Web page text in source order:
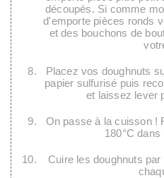
découpés. Si comme
d'emporte pièces ronds
et des bouchons de
Placez vos doughnuts
papier sulfurisé puis
et laissez lever
On passe à la cuisson !
180°C
Cuire les doughnuts